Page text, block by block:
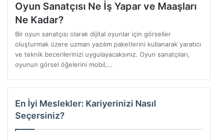
Oyun Sanatçısı Ne İş Yapar ve Maaşları
Ne Kadar?
Bir oyun sanatçısı olarak dijital oyunlar için görseller
oluşturmak üzere uzman yazılım paketlerini kullanarak yaratıcı
ve teknik becerilerinizi uygulayacaksınız. Oyun sanatçıları,
oyunun görsel öğelerini mobil,…
En İyi Meslekler: Kariyerinizi Nasıl
Seçersiniz?